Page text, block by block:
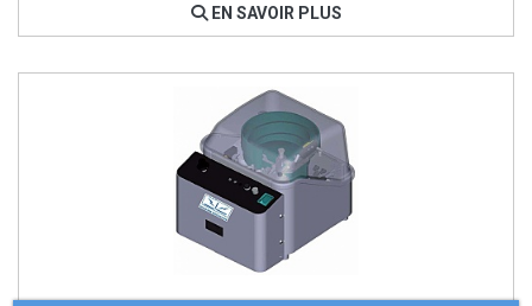
EN SAVOIR PLUS